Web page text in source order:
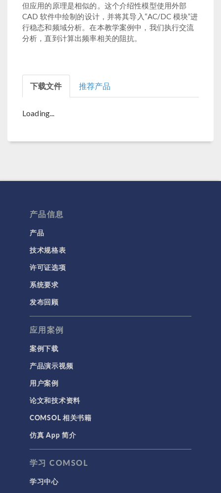
但应用的原理是相似的。这个介绍性模型使用外部
CAD 软件中绘制的设计，并将其导入“AC/DC 模块”进
行稳态和频域分析。在本教学案例中，我们执行交流
分析，直到计算出频率相关的阻抗。
下载文件 推荐产品
Loading...
产品信息
产品
技术规格表
许可证选项
系统要求
发布回顾
应用案例
案例下载
产品演示视频
用户案例
论文和技术资料
COMSOL 相关书籍
仿真 App 简介
学习 COMSOL
学习中心